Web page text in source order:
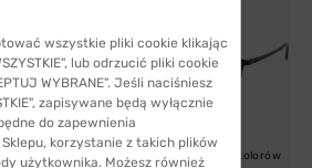
kolory WYSYŁKA 24H 5 kolorów
wszystkie pliki cookie klikając
lub odrzucić pliki cookie
WYBRANE". Jeśli naciśniesz
zapisywane będą wyłącznie
do zapewnienia
korzystanie z takich plików
użytkownika. Możesz również